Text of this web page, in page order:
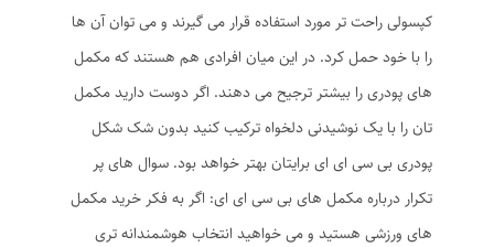
کپسولی راحت تر مورد استفاده قرار می گیرند و می توان آن ها
را با خود حمل کرد. در این میان افرادی هم هستند که مکمل
های پودری را بیشتر ترجیح می دهند. اگر دوست دارید مکمل
تان را با یک نوشیدنی دلخواه ترکیب کنید بدون شک شکل
پودری بی سی ای ای برایتان بهتر خواهد بود. سوال های پر
تکرار درباره مکمل های بی سی ای ای: اگر به فکر خرید مکمل
های ورزشی هستید و می خواهید انتخاب هوشمندانه تری